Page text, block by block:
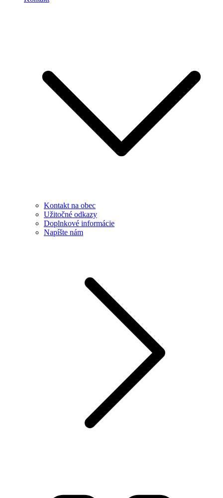
Kontakt na obec
Užitočné odkazy
Doplnkové informácie
Napíšte nám